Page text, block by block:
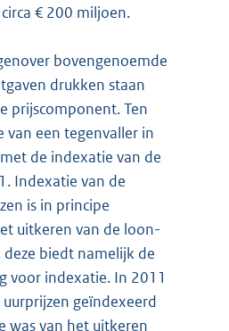
€ 200 miljoen.
bovengenoemde
drukken staan
prijscomponent. Ten
van een tegenvaller in
de indexatie van de
Indexatie van de
is in principe
uitkeren van de loon-
biedt namelijk de
voor indexatie. In 2011
geïndexeerd
was van het uitkeren